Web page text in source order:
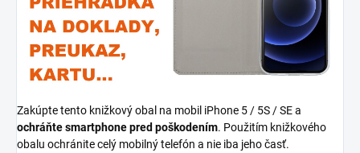
Zakúpte tento knižkový obal na mobil iPhone 5 / 5S / SE a
ochráňte smartphone pred poškodením. Použitím knižkového
obalu ochránite celý mobilný telefón a nie iba jeho časť.